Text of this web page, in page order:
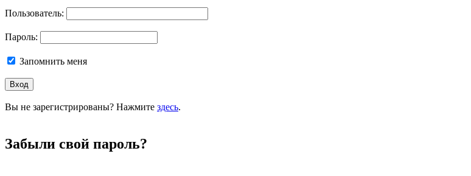
Пользователь:
Пароль:
Запомнить меня
Вы не зарегистрированы? Нажмите здесь.
Забыли свой пароль?